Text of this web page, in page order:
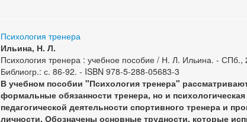
Психология тренера
Ильина, Н. Л.
Психология тренера : учебное пособие / Н. Л. Ильина. - СПб.,
Библиогр.: с. 86-92. - ISBN 978-5-288-05683-3
В учебном пособии "Психология тренера"
формальные обязанности тренера, но и психологическая
педагогической деятельности спортивного тренера и
личности. Обозначены основные трудности, которые